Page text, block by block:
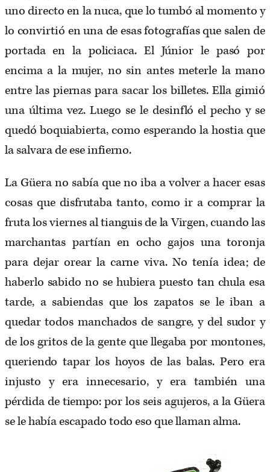
uno directo en la nuca, que lo tumbó al momento y
lo convirtió en una de esas fotografías que salen de
portada en la policiaca. El Júnior le pasó por
encima a la mujer, no sin antes meterle la mano
entre las piernas para sacar los billetes. Ella gimió
una última vez. Luego se le desinfló el pecho y se
quedó boquiabierta, como esperando la hostia que
la salvara de ese infierno.
La Güera no sabía que no iba a volver a hacer esas
cosas que disfrutaba tanto, como ir a comprar la
fruta los viernes al tianguis de la Virgen, cuando las
marchantas partían en ocho gajos una toronja
para dejar orear la carne viva. No tenía idea; de
haberlo sabido no se hubiera puesto tan chula esa
tarde, a sabiendas que los zapatos se le iban a
quedar todos manchados de sangre, y del sudor y
de los gritos de la gente que llegaba por montones,
queriendo tapar los hoyos de las balas. Pero era
injusto y era innecesario, y era también una
pérdida de tiempo: por los seis agujeros, a la Güera
se le había escapado todo eso que llaman alma.